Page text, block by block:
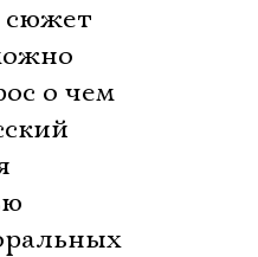
сюжет
о чем